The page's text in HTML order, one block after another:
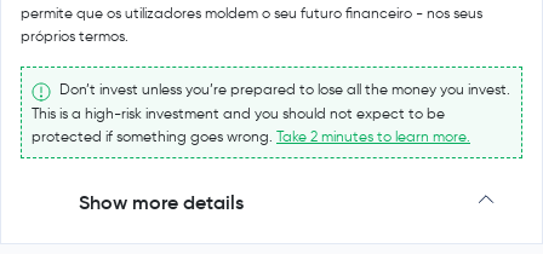
permite que os utilizadores moldem o seu futuro financeiro - nos seus
próprios termos.
Don’t invest unless you’re prepared to lose all the money you invest.
This is a high-risk investment and you should not expect to be
protected if something goes wrong. Take 2 minutes to learn more.
Show more details